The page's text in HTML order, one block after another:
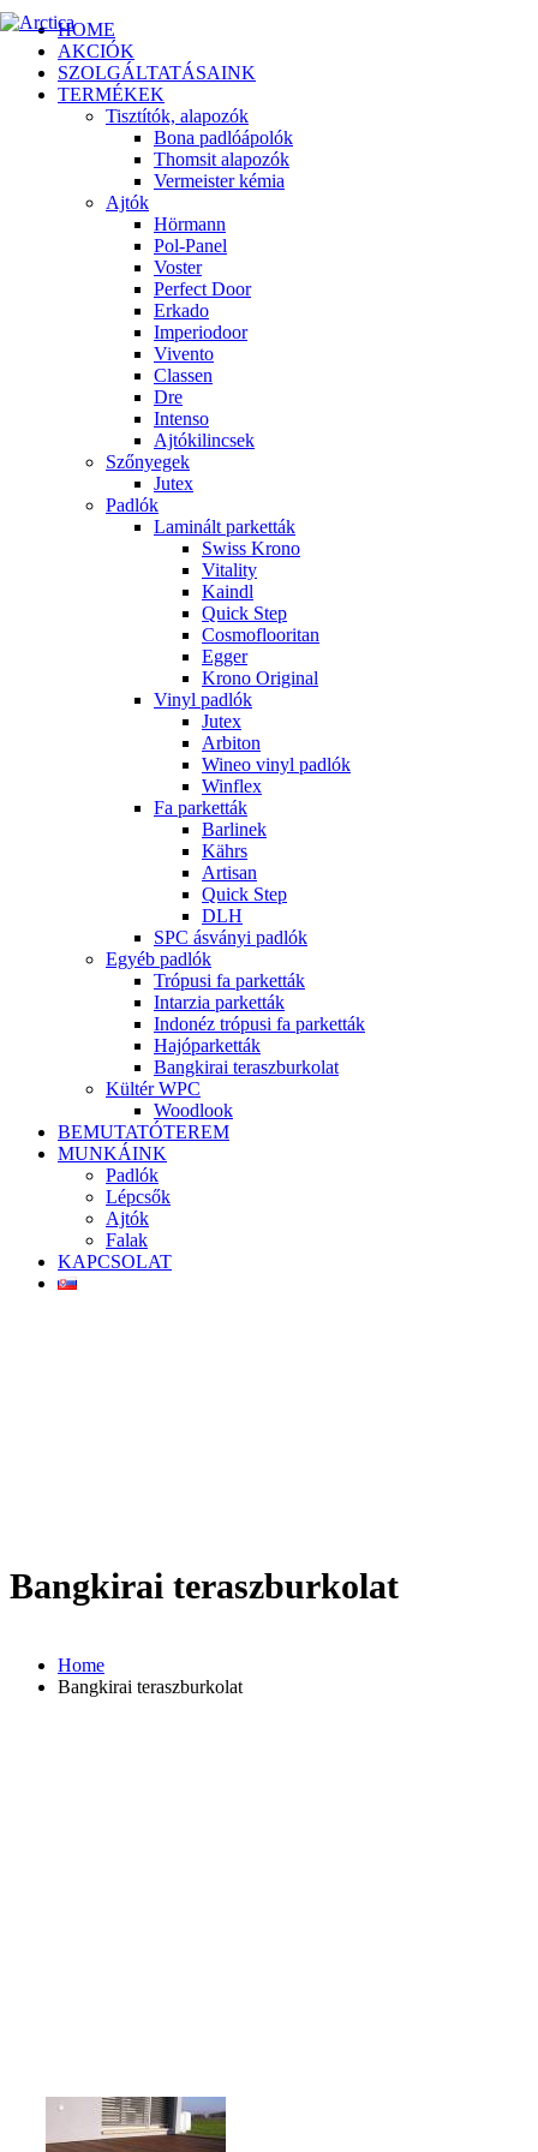
HOME
AKCIÓK
SZOLGÁLTATÁSAINK
TERMÉKEK
Tisztítók, alapozók
Bona padlóápolók
Thomsit alapozók
Vermeister kémia
Ajtók
Hörmann
Pol-Panel
Voster
Perfect Door
Erkado
Imperiodoor
Vivento
Classen
Dre
Intenso
Ajtókilincsek
Szőnyegek
Jutex
Padlók
Laminált parketták
Swiss Krono
Vitality
Kaindl
Quick Step
Cosmoflooritan
Egger
Krono Original
Vinyl padlók
Jutex
Arbiton
Wineo vinyl padlók
Winflex
Fa parketták
Barlinek
Kährs
Artisan
Quick Step
DLH
SPC ásványi padlók
Egyéb padlók
Trópusi fa parketták
Intarzia parketták
Indonéz trópusi fa parketták
Hajóparketták
Bangkirai teraszburkolat
Kültér WPC
Woodlook
BEMUTATÓTEREM
MUNKÁINK
Padlók
Lépcsők
Ajtók
Falak
KAPCSOLAT
Bangkirai teraszburkolat
Home
Bangkirai teraszburkolat